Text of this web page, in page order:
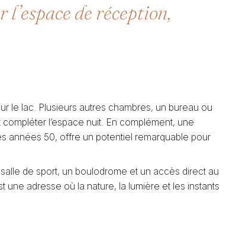
de réception,
le lac. Plusieurs autres chambres, un bureau ou
l’espace nuit. En complément, une
années 50, offre un potentiel remarquable pour
de sport, un boulodrome et un accès direct au
une adresse où la nature, la lumière et les instants